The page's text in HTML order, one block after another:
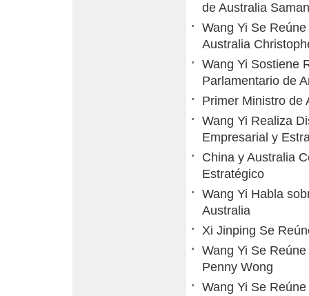
de Australia
Wang Yi Se
Australia
Wang Yi Sostiene
Parlamentario de
Primer Ministro de
Wang Yi Realiza
Empresarial y
China y Australia
Estratégico
Wang Yi Habla
Australia
Xi Jinping Se
Wang Yi Se
Penny Wong
Wang Yi Se